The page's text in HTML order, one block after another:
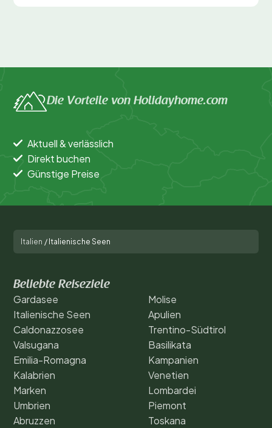
Die Vorteile von Holidayhome.com
Aktuell & verlässlich
Direkt buchen
Günstige Preise
Italien / Italienische Seen
Beliebte Reiseziele
Gardasee
Italienische Seen
Caldonazzosee
Valsugana
Emilia-Romagna
Kalabrien
Marken
Umbrien
Abruzzen
Molise
Apulien
Trentino-Südtirol
Basilikata
Kampanien
Venetien
Lombardei
Piemont
Toskana